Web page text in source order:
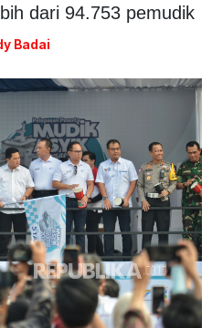
dari 94.753 pemudik
Badai